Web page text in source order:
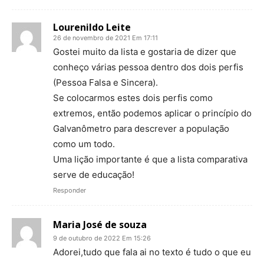
Lourenildo Leite
26 de novembro de 2021 Em 17:11
Gostei muito da lista e gostaria de dizer que
conheço várias pessoa dentro dos dois perfis
(Pessoa Falsa e Sincera).
Se colocarmos estes dois perfis como
extremos, então podemos aplicar o princípio do
Galvanômetro para descrever a população
como um todo.
Uma lição importante é que a lista comparativa
serve de educação!
Responder
Maria José de souza
9 de outubro de 2022 Em 15:26
Adorei,tudo que fala ai no texto é tudo o que eu